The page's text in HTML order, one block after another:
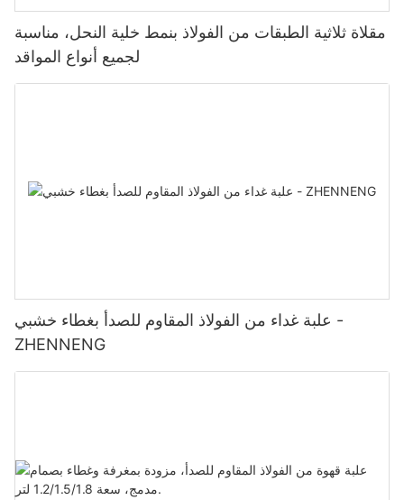
مقلاة ثلاثية الطبقات من الفولاذ بنمط خلية النحل، مناسبة
لجميع أنواع المواقد
علبة غداء من الفولاذ المقاوم للصدأ بغطاء خشبي -
ZHENNENG